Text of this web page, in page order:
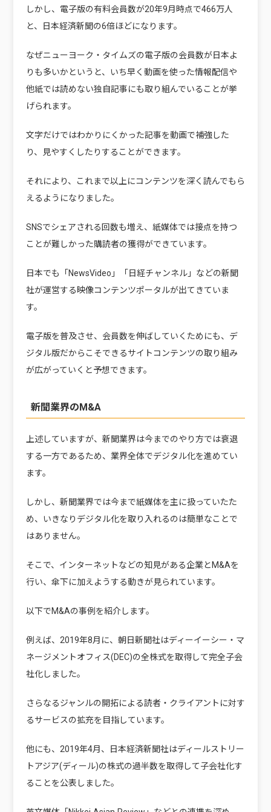
しかし、電子版の有料会員数が20年9月時点で466万人
と、日本経済新聞の6倍ほどになります。
なぜニューヨーク・タイムズの電子版の会員数が日本よ
りも多いかというと、いち早く動画を使った情報配信や
他紙では読めない独自記事にも取り組んでいることが挙
げられます。
文字だけではわかりにくかった記事を動画で補強した
り、見やすくしたりすることができます。
それにより、これまで以上にコンテンツを深く読んでもら
えるようになりました。
SNSでシェアされる回数も増え、紙媒体では接点を持つ
ことが難しかった購読者の獲得ができています。
日本でも「NewsVideo」「日経チャンネル」などの新聞
社が運営する映像コンテンツポータルが出てきていま
す。
電子版を普及させ、会員数を伸ばしていくためにも、デ
ジタル版だからこそできるサイトコンテンツの取り組み
が広がっていくと予想できます。
新聞業界のM&A
上述していますが、新聞業界は今までのやり方では衰退
する一方であるため、業界全体でデジタル化を進めてい
ます。
しかし、新聞業界では今まで紙媒体を主に扱っていたた
め、いきなりデジタル化を取り入れるのは簡単なことで
はありません。
そこで、インターネットなどの知見がある企業とM&Aを
行い、傘下に加えようする動きが見られています。
以下でM&Aの事例を紹介します。
例えば、2019年8月に、朝日新聞社はディーイーシー・マ
ネージメントオフィス(DEC)の全株式を取得して完全子会
社化しました。
さらなるジャンルの開拓による読者・クライアントに対す
るサービスの拡充を目指しています。
他にも、2019年4月、日本経済新聞社はディールストリー
トアジア(ディール)の株式の過半数を取得して子会社化す
ることを公表しました。